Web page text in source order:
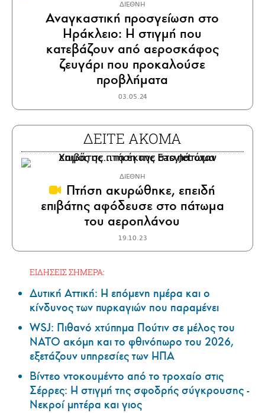
ΔΙΕΘΝΗ
Αναγκαστική προσγείωση στο
Ηράκλειο: Η στιγμή που
κατεβάζουν από αεροσκάφος
ζευγάρι που προκαλούσε
προβλήματα
03.05.24
ΔΕΙΤΕ ΑΚΟΜΑ
ΔΙΕΘΝΗ
Πτήση ακυρώθηκε, επειδή
επιβάτης αφόδευσε στο πάτωμα
του αεροπλάνου
19.10.23
ΕΙΔΗΣΕΙΣ ΣΗΜΕΡΑ:
Δυτική Αττική: Η επόμενη ημέρα και ο
κίνδυνος των πυρκαγιών που παραμένει
WSJ: Πιθανό χτύπημα Πούτιν σε μέλος του
ΝΑΤΟ ακόμη και το φθινόπωρο του 2026,
εξετάζουν υπηρεσίες των ΗΠΑ
Βίντεο ντοκουμέντο από το τροχαίο στις
Σέρρες: Η στιγμή της σφοδρής σύγκρουσης -
Νεκροί μητέρα και γιος